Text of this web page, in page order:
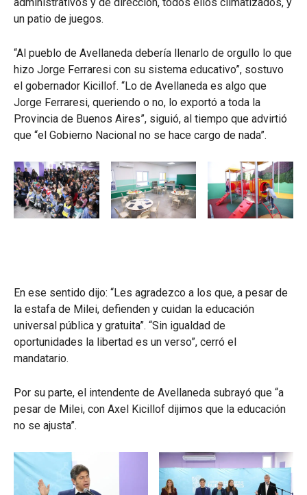
un patio de juegos.
“Al pueblo de Avellaneda debería llenarlo de orgullo lo que
hizo Jorge Ferraresi con su sistema educativo”, sostuvo
el gobernador Kicillof. “Lo de Avellaneda es algo que
Jorge Ferraresi, queriendo o no, lo exportó a toda la
Provincia de Buenos Aires”, siguió, al tiempo que advirtió
que “el Gobierno Nacional no se hace cargo de nada”.
En ese sentido dijo: “Les agradezco a los que, a pesar de
la estafa de Milei, defienden y cuidan la educación
universal pública y gratuita”. “Sin igualdad de
oportunidades la libertad es un verso”, cerró el
mandatario.
Por su parte, el intendente de Avellaneda subrayó que “a
pesar de Milei, con Axel Kicillof dijimos que la educación
no se ajusta”.